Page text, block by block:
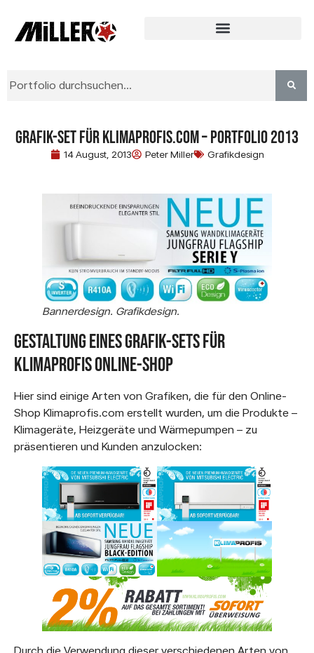
Grafik-Set für Klimaprofis.com – Portfolio 2013
14 August, 2013 Peter Miller Grafikdesign
Bannerdesign. Grafikdesign.
Gestaltung eines Grafik-Sets für
Klimaprofis Online-Shop
Hier sind einige Arten von Grafiken, die für den Online-
Shop Klimaprofis.com erstellt wurden, um die Produkte –
Klimageräte, Heizgeräte und Wärmepumpen – zu
präsentieren und Kunden anzulocken: